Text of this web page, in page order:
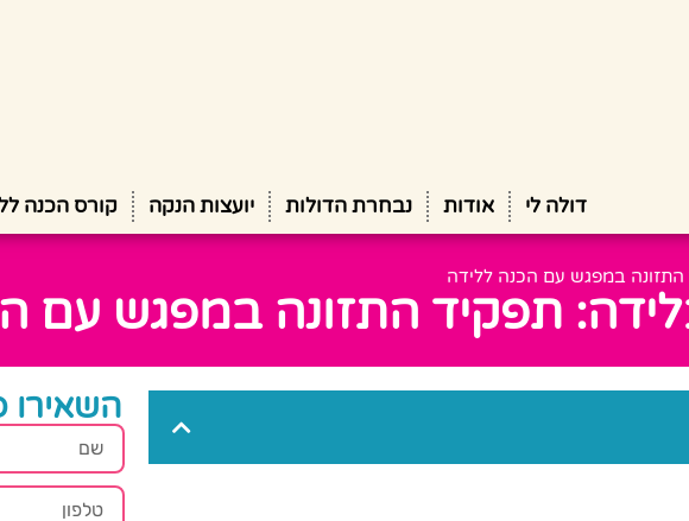
דולה לי אודות נבחרת הדולות יועצות הנקה קורס הכנה
התזונה במפגש עם הכנה ללידה
תפקיד התזונה במפגש עם
השאירו